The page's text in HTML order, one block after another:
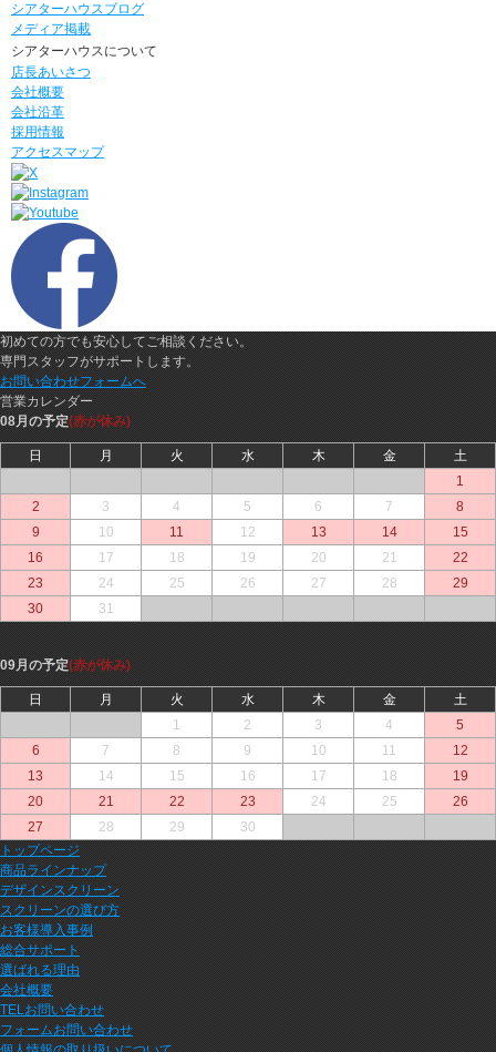
シアターハウスブログ
メディア掲載
シアターハウスについて
店長あいさつ
会社概要
会社沿革
採用情報
アクセスマップ
初めての方でも安心してご相談ください。
専門スタッフがサポートします。
お問い合わせフォームへ
営業カレンダー
08月の予定(赤が休み)
日 月 火 水 木 金
土
1
2
3 4 5 6 7
8
9
10 11 12 13 14
15
16
17 18 19 20 21
22
23
24 25 26 27 28
29
30
31
09月の予定(赤が休み)
日 月 火 水 木 金
土
1 2 3 4
5
6
7 8 9 10 11
12
13
14 15 16 17 18
19
20
21 22 23 24 25
26
27
28 29 30
トップページ
商品ラインナップ
デザインスクリーン
スクリーンの選び方
お客様導入事例
総合サポート
選ばれる理由
会社概要
TELお問い合わせ
フォームお問い合わせ